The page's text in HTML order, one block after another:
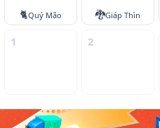
🐈Quý Mão 🐉Giáp Thìn
1 2